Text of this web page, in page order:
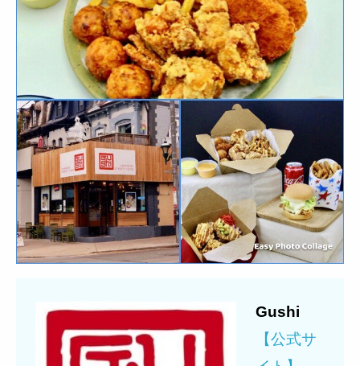
Gushi
【公式サ